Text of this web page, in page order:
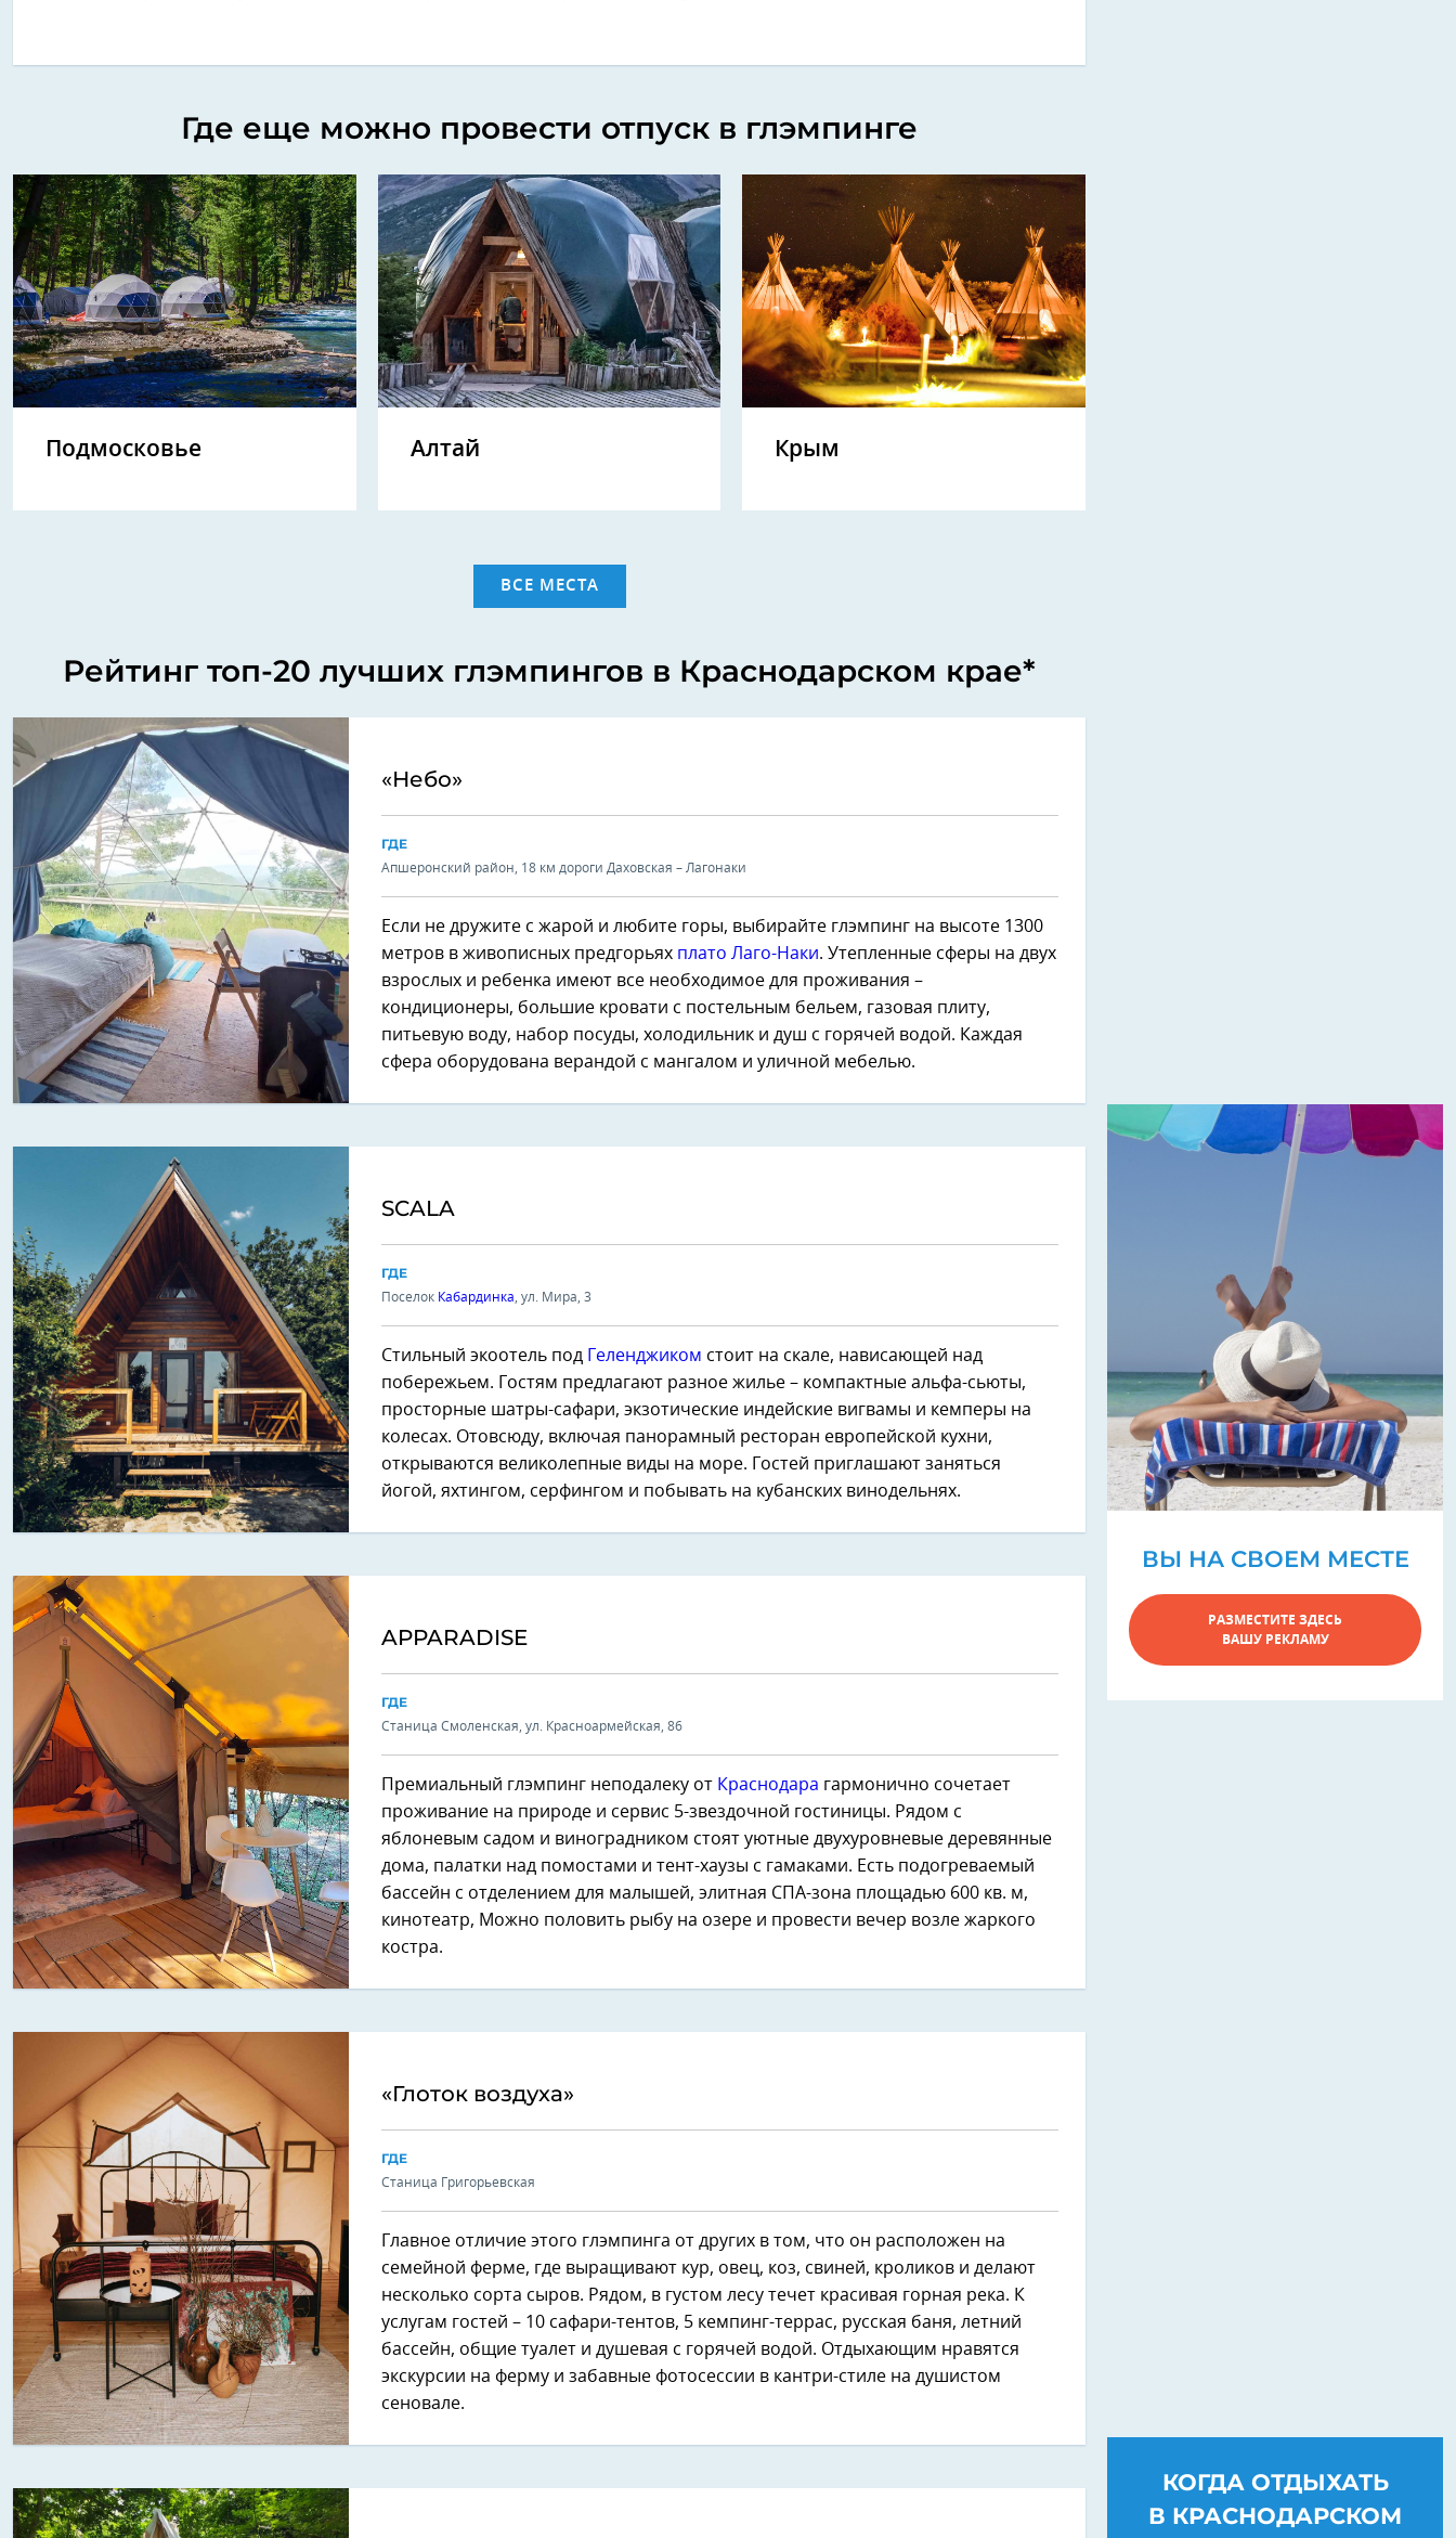
Где еще можно провести отпуск в глэмпинге
Подмосковье Алтай Крым
ВСЕ МЕСТА
Рейтинг топ-20 лучших глэмпингов в Краснодарском крае*
«Небо»
ГДЕ
Апшеронский район, 18 км дороги Даховская – Лагонаки
Если не дружите с жарой и любите горы, выбирайте глэмпинг на высоте 1300
метров в живописных предгорьях плато Лаго-Наки. Утепленные сферы на двух
взрослых и ребенка имеют все необходимое для проживания –
кондиционеры, большие кровати с постельным бельем, газовая плиту,
питьевую воду, набор посуды, холодильник и душ с горячей водой. Каждая
сфера оборудована верандой с мангалом и уличной мебелью.
SCALA
ГДЕ
Поселок Кабардинка , ул. Мира, 3
Стильный экоотель под Геленджиком стоит на скале, нависающей над
побережьем. Гостям предлагают разное жилье – компактные альфа-сьюты,
просторные шатры-сафари, экзотические индейские вигвамы и кемперы на
колесах. Отовсюду, включая панорамный ресторан европейской кухни,
открываются великолепные виды на море. Гостей приглашают заняться
йогой, яхтингом, серфингом и побывать на кубанских винодельнях.
APPARADISE
ГДЕ
Станица Смоленская, ул. Красноармейская, 86
Премиальный глэмпинг неподалеку от Краснодара гармонично сочетает
проживание на природе и сервис 5-звездочной гостиницы. Рядом с
яблоневым садом и виноградником стоят уютные двухуровневые деревянные
дома, палатки над помостами и тент-хаузы с гамаками. Есть подогреваемый
бассейн с отделением для малышей, элитная СПА-зона площадью 600 кв. м,
кинотеатр, Можно половить рыбу на озере и провести вечер возле жаркого
костра.
«Глоток воздуха»
ГДЕ
Станица Григорьевская
Главное отличие этого глэмпинга от других в том, что он расположен на
семейной ферме, где выращивают кур, овец, коз, свиней, кроликов и делают
несколько сорта сыров. Рядом, в густом лесу течет красивая горная река. К
услугам гостей – 10 сафари-тентов, 5 кемпинг-террас, русская баня, летний
бассейн, общие туалет и душевая с горячей водой. Отдыхающим нравятся
экскурсии на ферму и забавные фотосессии в кантри-стиле на душистом
сеновале.
ВЫ НА СВОЕМ МЕСТЕ
РАЗМЕСТИТЕ ЗДЕСЬ
ВАШУ РЕКЛАМУ
КОГДА ОТДЫХАТЬ
В КРАСНОДАРСКОМ